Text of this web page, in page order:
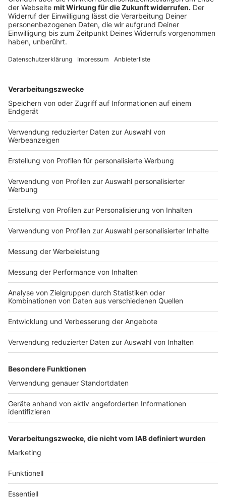
Liste der betroffenen Straßen in Rheydt
Anzeige
kompletten ZOB´s Rheydt • Brucknerallee (zwischen
Nordstraße und Hauptstraße) • Dahlener Straße
(zwischen Wilhelm-Schiffer-Straße und Friedrich-
Ebert-Straße) • Friedrich-Ebert-Straße (zwischen
Stresemannstraße und Wilhelm-Schiffer-Straße) •
Harmoniestraße • Hauptstraße (zwischen Friedrich-
Ebert-Straße und Limitenstraße) • Hugo-Preuß-Straße
• Kloetersgasse • Langensgasse • Limitenstraße
(zwischen Moses-Stern-Straße und Hauptstraße) •
Marienplatz • Markt • Marktplatz Rheydt •
Marktstraße • Moses-Stern-Straße • Odenkirchener
Straße (zwischen Stresemannstraße und Moses-
Stern-Straße) • Paulstraße • Stresemannstraße •
Waisenhausstraße • Wilhelm-Strater-Straße (zwischen
Mühlenstraße und Hauptstraße)
Anzeige
Stadt hofft auf sinkende Werte
Auf den Internetseiten der Stadt Mönchengladbach
Rheydt, auf denen die betroffenen Bereiche
eingezeichnet sind. Hier gibt es auch weitergehende
Informationen, welche Regel-Änderungen sich
außerdem ergeben.